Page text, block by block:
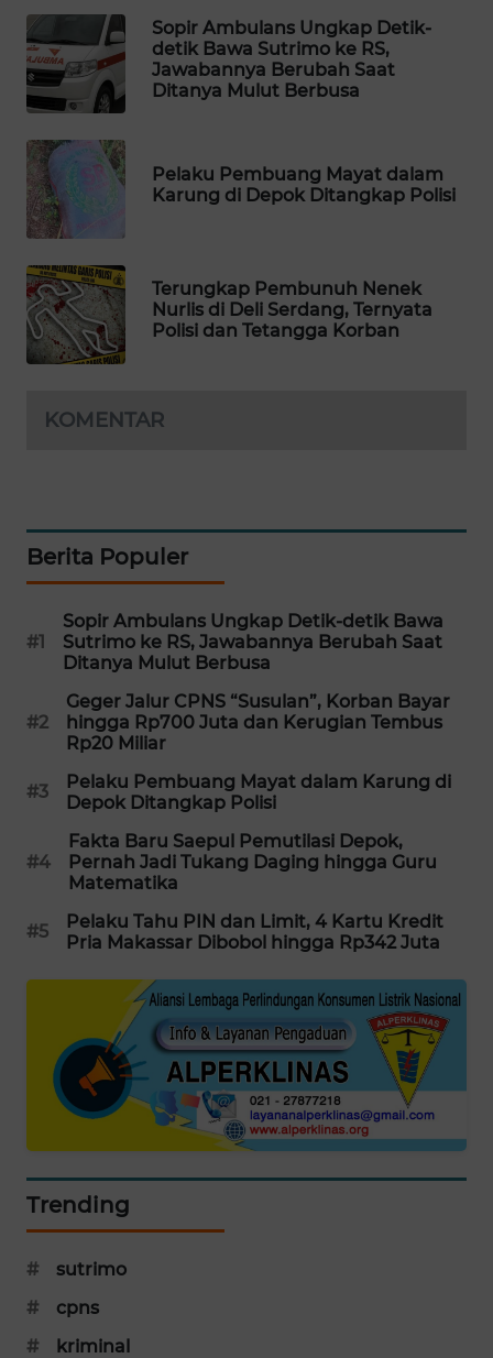
Sopir Ambulans Ungkap Detik-
detik Bawa Sutrimo ke RS,
Jawabannya Berubah Saat
Ditanya Mulut Berbusa
Pelaku Pembuang Mayat dalam
Karung di Depok Ditangkap Polisi
Terungkap Pembunuh Nenek
Nurlis di Deli Serdang, Ternyata
Polisi dan Tetangga Korban
KOMENTAR
Berita Populer
#1
Sopir Ambulans Ungkap Detik-detik Bawa
Sutrimo ke RS, Jawabannya Berubah Saat
Ditanya Mulut Berbusa
#2
Geger Jalur CPNS “Susulan”, Korban Bayar
hingga Rp700 Juta dan Kerugian Tembus
Rp20 Miliar
#3
Pelaku Pembuang Mayat dalam Karung di
Depok Ditangkap Polisi
#4
Fakta Baru Saepul Pemutilasi Depok,
Pernah Jadi Tukang Daging hingga Guru
Matematika
#5
Pelaku Tahu PIN dan Limit, 4 Kartu Kredit
Pria Makassar Dibobol hingga Rp342 Juta
Trending
#
sutrimo
#
cpns
#
kriminal
UMKM
WAHANA
SELEB
WAHANA
PERSONA
WAHANA
WAHANA
HEALTH
DESA
Wahana
KONSUMEN
MASYARAKAT
ID
ID
MARTABAT
PLN
WATCH
MKLI
LPKKI
LKKI
KOPEKLIN